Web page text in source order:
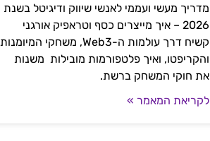
מדריך מעשי ועממי לאנשי שיווק ודיגיטל בשנת
2026 – איך מייצרים כסף וטראפיק אורגני
קשיח דרך עולמות ה-Web3, משחקי המיומנות
והקריפטו, ואיך פלטפורמות מובילות משנות
את חוקי המשחק ברשת.
לקריאת המאמר »